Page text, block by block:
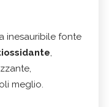
inesauribile fonte
,
meglio.